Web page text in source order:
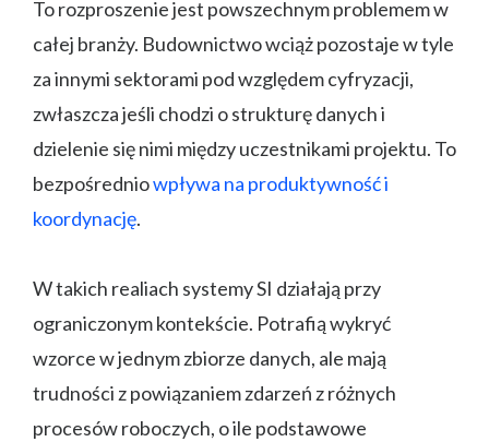
To rozproszenie jest powszechnym problemem w
całej branży. Budownictwo wciąż pozostaje w tyle
za innymi sektorami pod względem cyfryzacji,
zwłaszcza jeśli chodzi o strukturę danych i
dzielenie się nimi między uczestnikami projektu. To
bezpośredniowpływa na produktywność i
koordynację.
W takich realiach systemy SI działają przy
ograniczonym kontekście. Potrafią wykryć
wzorce w jednym zbiorze danych, ale mają
trudności z powiązaniem zdarzeń z różnych
procesów roboczych, o ile podstawowe